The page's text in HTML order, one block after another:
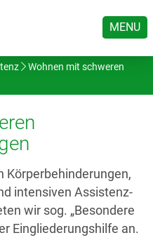
MENU
Wohnen mit schweren
Körperbehinderungen,
intensiven Assistenz-
wir sog. „Besondere
Eingliederungshilfe an.